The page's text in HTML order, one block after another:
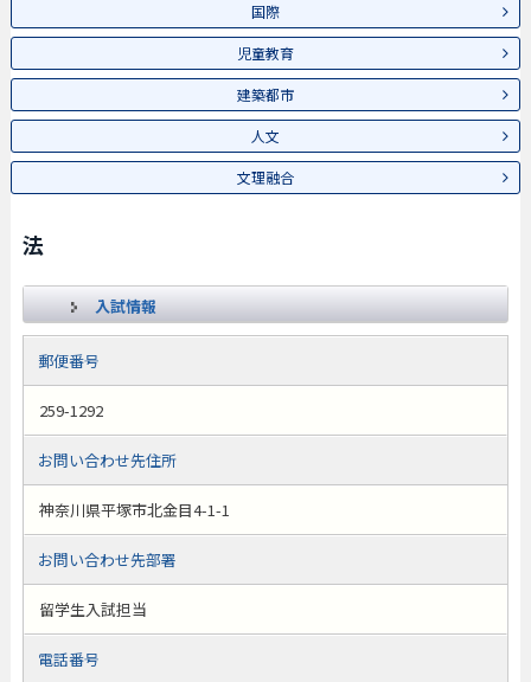
国際
児童教育
建築都市
人文
文理融合
法
入試情報
郵便番号
259-1292
お問い合わせ先住所
神奈川県平塚市北金目4-1-1
お問い合わせ先部署
留学生入試担当
電話番号